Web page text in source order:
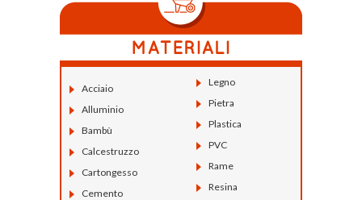
Acciaio
Alluminio
Bambù
Calcestruzzo
Cartongesso
Cemento
Legno
Pietra
Plastica
PVC
Rame
Resina